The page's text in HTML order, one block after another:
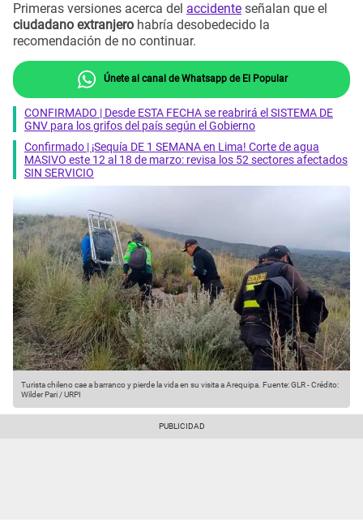
Primeras versiones acerca del accidente señalan que el
ciudadano extranjero habría desobedecido la
recomendación de no continuar.
Únete al canal de Whatsapp de El Popular
CONFIRMADO | Desde ESTA FECHA se reabrirá el SISTEMA DE
GNV para los grifos del país según el Gobierno
Confirmado | ¡Sequía DE 1 SEMANA en Lima! Corte de agua
MASIVO este 12 al 18 de marzo: revisa los 52 sectores afectados
SIN SERVICIO
Turista chileno cae a barranco y pierde la vida en su visita a Arequipa. Fuente: GLR-Crédito:
Wilder Pari / URPI